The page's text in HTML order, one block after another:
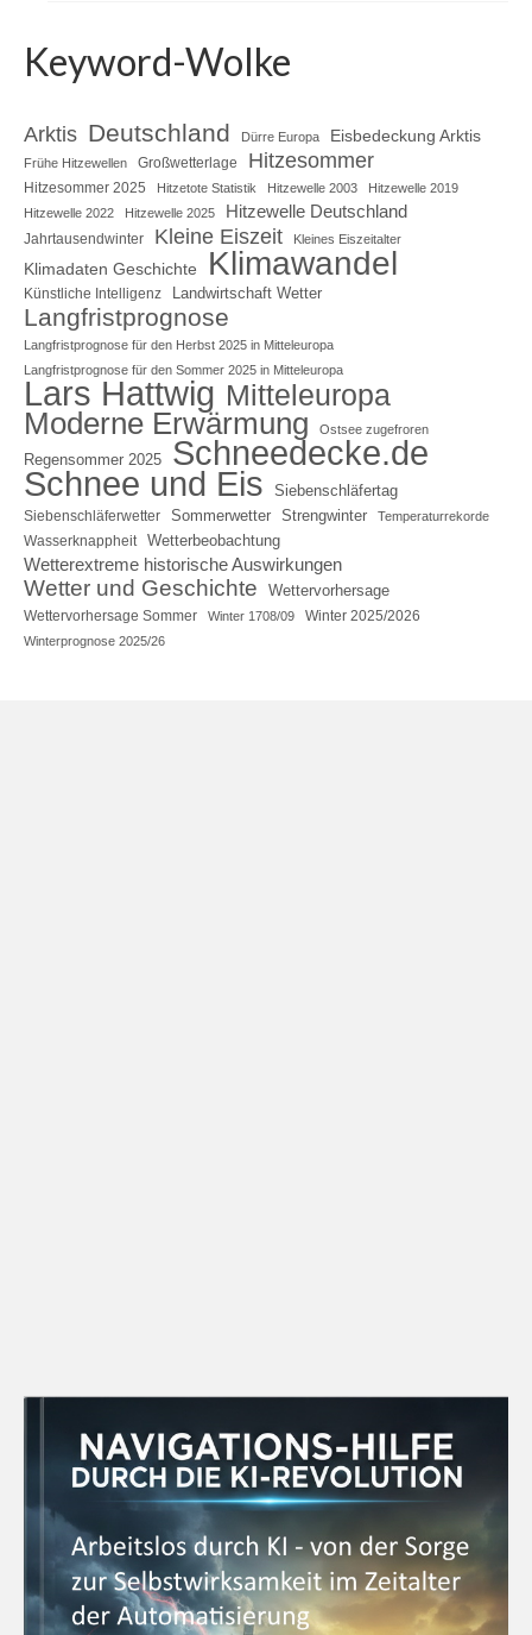
Keyword-Wolke
Arktis Deutschland Dürre Europa Eisbedeckung Arktis
Frühe Hitzewellen Großwetterlage Hitzesommer
Hitzesommer 2025 Hitzetote Statistik Hitzewelle 2003
Hitzewelle 2019
Hitzewelle 2022
Hitzewelle 2025 Hitzewelle Deutschland
Jahrtausendwinter Kleine Eiszeit Kleines Eiszeitalter
Klimadaten Geschichte Klimawandel
Künstliche Intelligenz Landwirtschaft Wetter
Langfristprognose
Langfristprognose für den Herbst 2025 in Mitteleuropa
Langfristprognose für den Sommer 2025 in Mitteleuropa
Lars Hattwig Mitteleuropa
Moderne Erwärmung Ostsee zugefroren
Regensommer 2025 Schneedecke.de
Schnee und Eis Siebenschläfertag
Siebenschläferwetter Sommerwetter Strengwinter Temperaturrekorde
Wasserknappheit Wetterbeobachtung
Wetterextreme historische Auswirkungen
Wetter und Geschichte Wettervorhersage
Wettervorhersage Sommer Winter 1708/09 Winter 2025/2026
Winterprognose 2025/26